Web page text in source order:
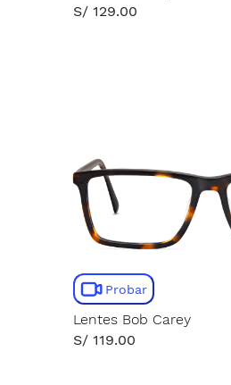
S/ 129.00
Probar
Lentes Bob Carey
S/ 119.00